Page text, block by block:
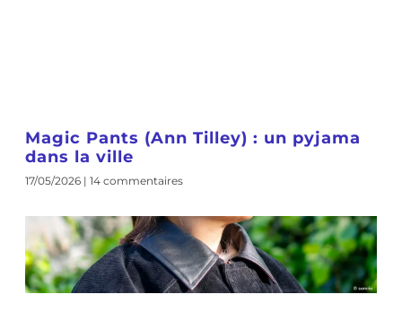
Magic Pants (Ann Tilley) : un pyjama
dans la ville
17/05/2026 14 commentaires